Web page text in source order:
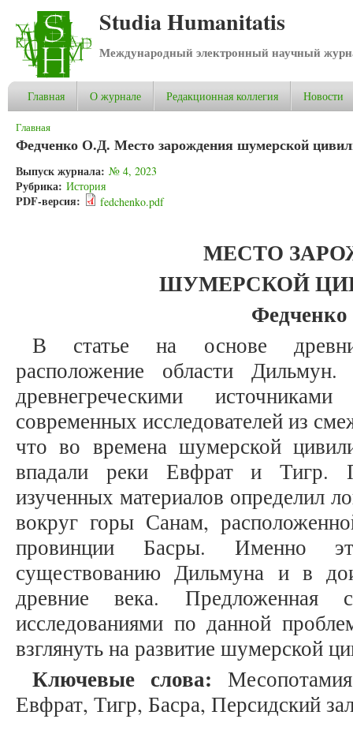
Studia Humanitatis
Международный электронный научный
Главная О журнале Редакционная коллегия Новости
Вы здесь
Главная
Федченко О.Д. Место зарождения шумерской
Выпуск журнала: № 4, 2023
Рубрика: История
PDF-версия: fedchenko.pdf
МЕСТО
ШУМЕРСКОЙ
В статье на основе
расположение области
древнегреческими
современных исследователей из
что во времена шумерской
впадали реки Евфрат и Тигр.
изученных материалов определил
вокруг горы Санам,
провинции Басры. Именно
существованию Дильмуна и в
древние века. Предложенная
исследованиями по данной
взглянуть на развитие шумерской
Ключевые слова:
Евфрат, Тигр, Басра, Персидский